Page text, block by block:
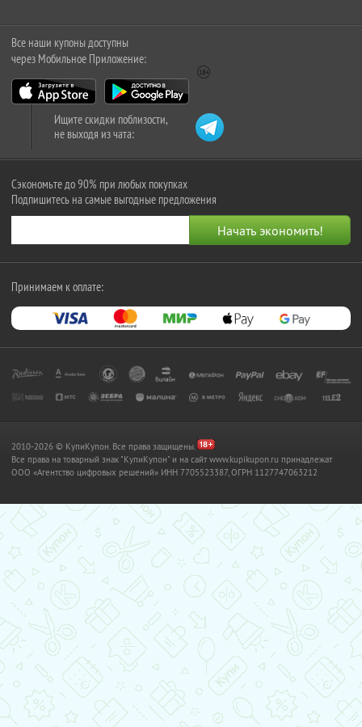
Все наши купоны доступны
через Мобильное Приложение:
Ищите скидки поблизости,
не выходя из чата:
Сэкономьте до 90% при любых покупках
Подпишитесь на самые выгодные предложения
Принимаем к оплате:
2010-2026 © КупиКупон. Все права защищены.
Все права на товарный знак "КупиКупон" и на сайт www.kupikupon.ru принадлежат
OOO «Агентство цифровых решений» ИНН 7705523387, ОГРН 1127747063212